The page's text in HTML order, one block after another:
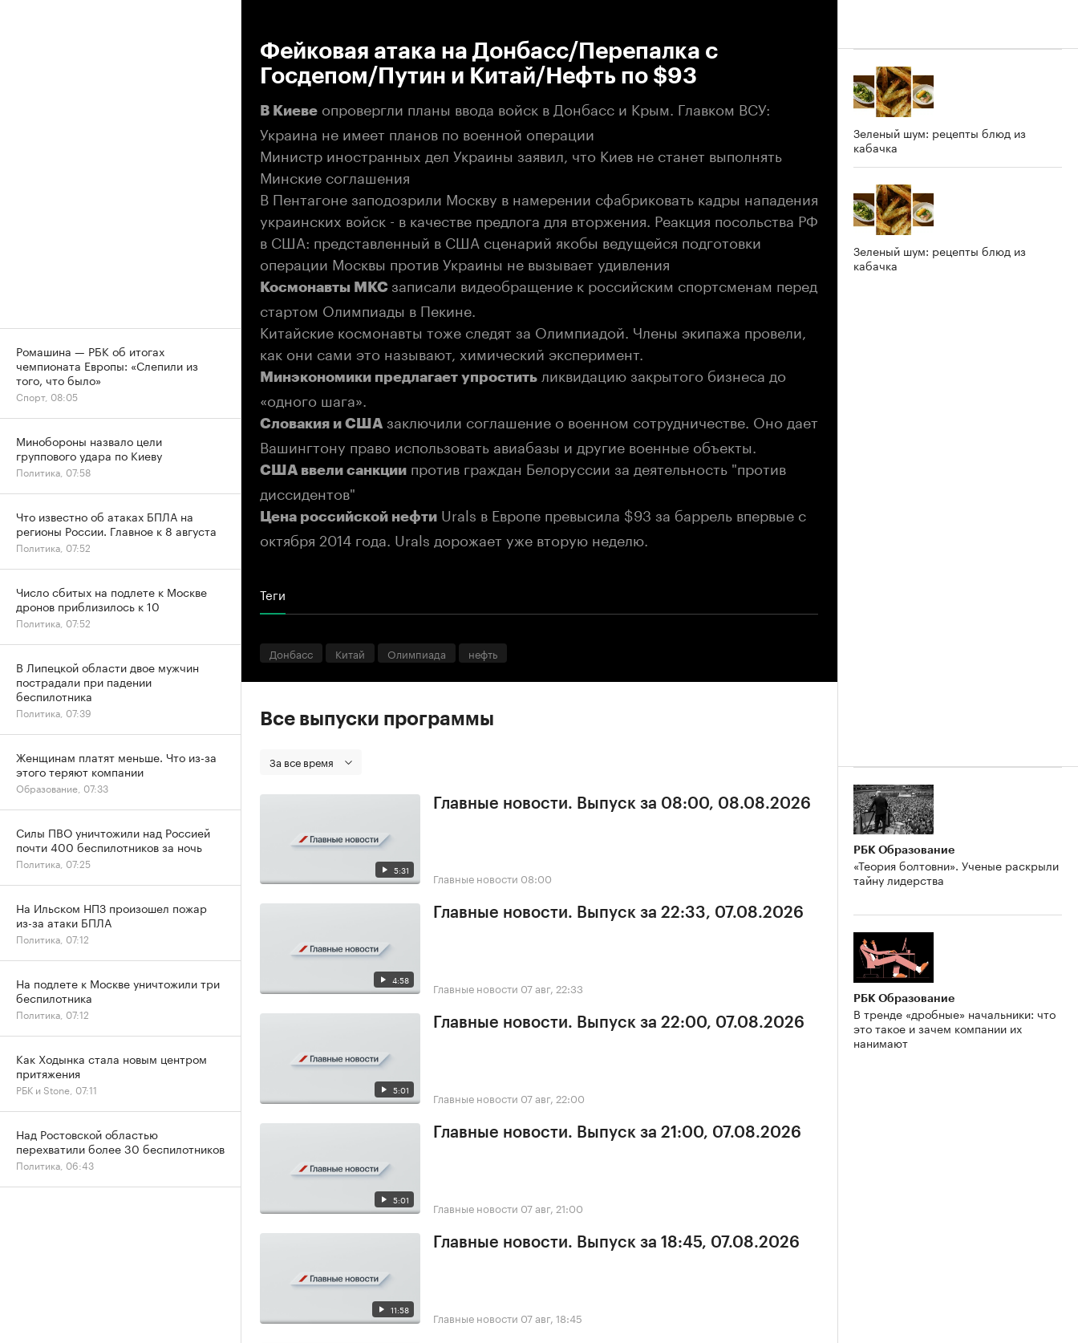
Фейковая атака на Донбасс/Перепалка с
Госдепом/Путин и Китай/Нефть по $93
В Киеве опровергли планы ввода войск в Донбасс и Крым. Главком ВСУ:
Украина не имеет планов по военной операции
Министр иностранных дел Украины заявил, что Киев не станет выполнять
Минские соглашения
В Пентагоне заподозрили Москву в намерении сфабриковать кадры нападения
украинских войск - в качестве предлога для вторжения. Реакция посольства РФ
в США: представленный в США сценарий якобы ведущейся подготовки
операции Москвы против Украины не вызывает удивления
Космонавты МКС записали видеобращение к российским спортсменам перед
стартом Олимпиады в Пекине.
Китайские космонавты тоже следят за Олимпиадой. Члены экипажа провели,
как они сами это называют, химический эксперимент.
Минэкономики предлагает упростить ликвидацию закрытого бизнеса до
«одного шага».
Словакия и США заключили соглашение о военном сотрудничестве. Оно дает
Вашингтону право использовать авиабазы и другие военные объекты.
США ввели санкции против граждан Белоруссии за деятельность "против
диссидентов"
Цена российской нефти Urals в Европе превысила $93 за баррель впервые с
октября 2014 года. Urals дорожает уже вторую неделю.
Теги
Донбасс Китай Олимпиада нефть
Все выпуски программы
За все время
5:31
Главные новости. Выпуск за 08:00, 08.08.2026
Главные новости 08:00
4:58
Главные новости. Выпуск за 22:33, 07.08.2026
Главные новости 07 авг, 22:33
5:01
Главные новости. Выпуск за 22:00, 07.08.2026
Главные новости 07 авг, 22:00
5:01
Главные новости. Выпуск за 21:00, 07.08.2026
Главные новости 07 авг, 21:00
11:58
Главные новости. Выпуск за 18:45, 07.08.2026
Главные новости 07 авг, 18:45
Зеленый шум: рецепты блюд из
кабачка
Зеленый шум: рецепты блюд из
кабачка
РБК Образование
«Теория болтовни». Ученые раскрыли
тайну лидерства
РБК Образование
В тренде «дробные» начальники: что
это такое и зачем компании их
нанимают
Ромашина — РБК об итогах
чемпионата Европы: «Слепили из
того, что было»
Спорт, 08:05
Минобороны назвало цели
группового удара по Киеву
Политика, 07:58
Что известно об атаках БПЛА на
регионы России. Главное к 8 августа
Политика, 07:52
Число сбитых на подлете к Москве
дронов приблизилось к 10
Политика, 07:52
В Липецкой области двое мужчин
пострадали при падении
беспилотника
Политика, 07:39
Женщинам платят меньше. Что из-за
этого теряют компании
Образование, 07:33
Силы ПВО уничтожили над Россией
почти 400 беспилотников за ночь
Политика, 07:25
На Ильском НПЗ произошел пожар
из-за атаки БПЛА
Политика, 07:12
На подлете к Москве уничтожили три
беспилотника
Политика, 07:12
Как Ходынка стала новым центром
притяжения
РБК и Stone, 07:11
Над Ростовской областью
перехватили более 30 беспилотников
Политика, 06:43